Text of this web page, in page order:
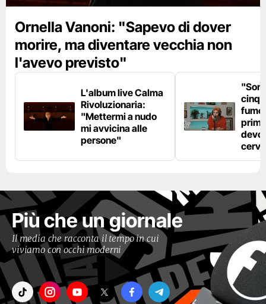
Ornella Vanoni: "Sapevo di dover
morire, ma diventare vecchia non
l'avevo previsto"
L'album live Calma
Rivoluzionaria:
"Mettermi a nudo
mi avvicina alle
persone"
fumo
devo
Più che un giornale
Il media che racconta il tempo in cui
viviamo con occhi moderni